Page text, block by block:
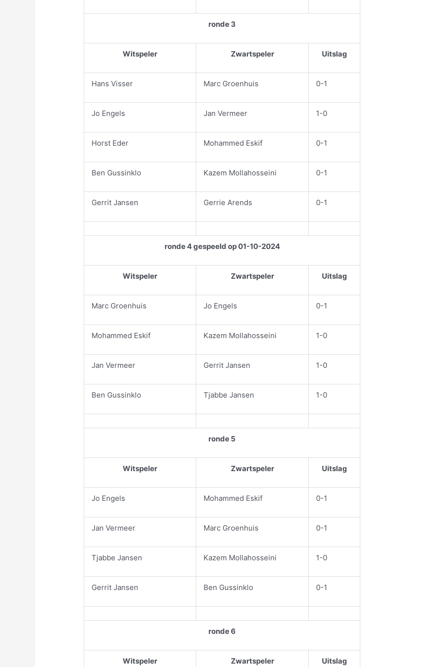
ronde 3
Witspeler Zwartspeler Uitslag
Hans Visser Marc Groenhuis 0-1
Jo Engels Jan Vermeer 1-0
Horst Eder Mohammed Eskif 0-1
Ben Gussinklo Kazem Mollahosseini 0-1
Gerrit Jansen Gerrie Arends 0-1
ronde 4 gespeeld op 01-10-2024
Witspeler Zwartspeler Uitslag
Marc Groenhuis Jo Engels 0-1
Mohammed Eskif Kazem Mollahosseini 1-0
Jan Vermeer Gerrit Jansen 1-0
Ben Gussinklo Tjabbe Jansen 1-0
ronde 5
Witspeler Zwartspeler Uitslag
Jo Engels Mohammed Eskif 0-1
Jan Vermeer Marc Groenhuis 0-1
Tjabbe Jansen Kazem Mollahosseini 1-0
Gerrit Jansen Ben Gussinklo 0-1
ronde 6
Witspeler Zwartspeler Uitslag